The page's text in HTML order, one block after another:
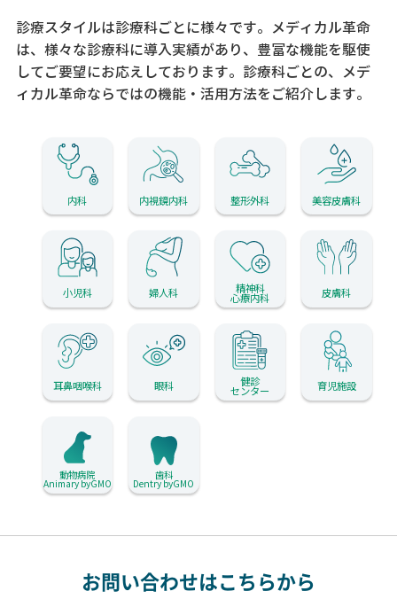
診療スタイルは診療科ごとに様々です。メディカル革命
は、様々な診療科に導入実績があり、 豊富な機能を駆使
してご要望にお応えしております。 診療科ごとの、メデ
ィカル革命ならではの機能・活用方法をご紹介します。
内科 内視鏡内科 整形外科 美容皮膚科
小児科 婦人科 精神科
心療内科 皮膚科
耳鼻咽喉科 眼科 健診
センター 育児施設
動物病院
Animary byGMO
歯科
Dentry byGMO
お問い合わせはこちらから